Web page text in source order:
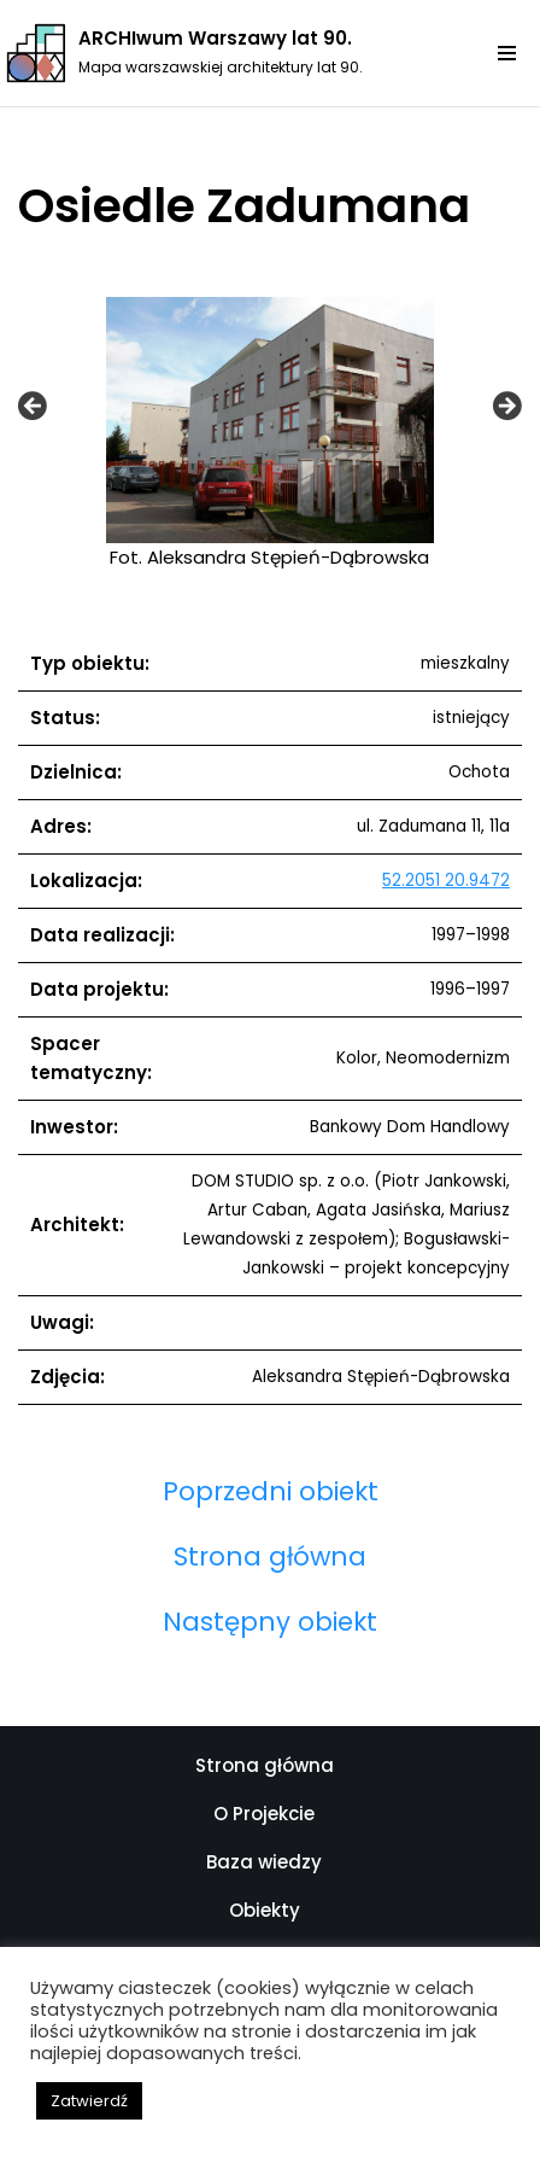
Przejdź
ARCHIwum Warszawy lat 90.
Mapa warszawskiej architektury lat 90.
Osiedle Zadumana
Fot. Aleksandra Stępień-Dąbrowska
Typ obiektu: mieszkalny
Status: istniejący
Dzielnica: Ochota
Adres: ul. Zadumana 11, 11a
Lokalizacja: 52.2051 20.9472
Data realizacji: 1997–1998
Data projektu: 1996–1997
Spacer
tematyczny:
Kolor, Neomodernizm
Inwestor: Bankowy Dom Handlowy
Architekt:
DOM STUDIO sp. z o.o. (Piotr Jankowski,
Artur Caban, Agata Jasińska, Mariusz
Lewandowski z zespołem); Bogusławski-
Jankowski – projekt koncepcyjny
Uwagi:
Zdjęcia: Aleksandra Stępień-Dąbrowska
Poprzedni obiekt
Strona główna
Następny obiekt
Strona główna
O Projekcie
Baza wiedzy
Obiekty
Mapa strony
Deklaracja dostępności
ARCHIwum Warszawy Lat 90. - 2021
Używamy ciasteczek (cookies) wyłącznie w celach
statystycznych potrzebnych nam dla monitorowania
ilości użytkowników na stronie i dostarczenia im jak
najlepiej dopasowanych treści.
Zatwierdź